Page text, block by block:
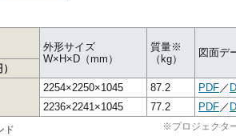
外形サイズ
W×H×D（mm）
質量※
（kg）
図面デ
2254×2250×1045 87.2 PDF／
2236×2241×1045 77.2 PDF／
※プロジェクタ
ド